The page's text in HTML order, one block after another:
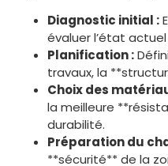
Diagnostic initial :
évaluer l’état
Planification :
travaux, la
Choix des
la meilleure
durabilité.
Préparation du
**sécurité** de la